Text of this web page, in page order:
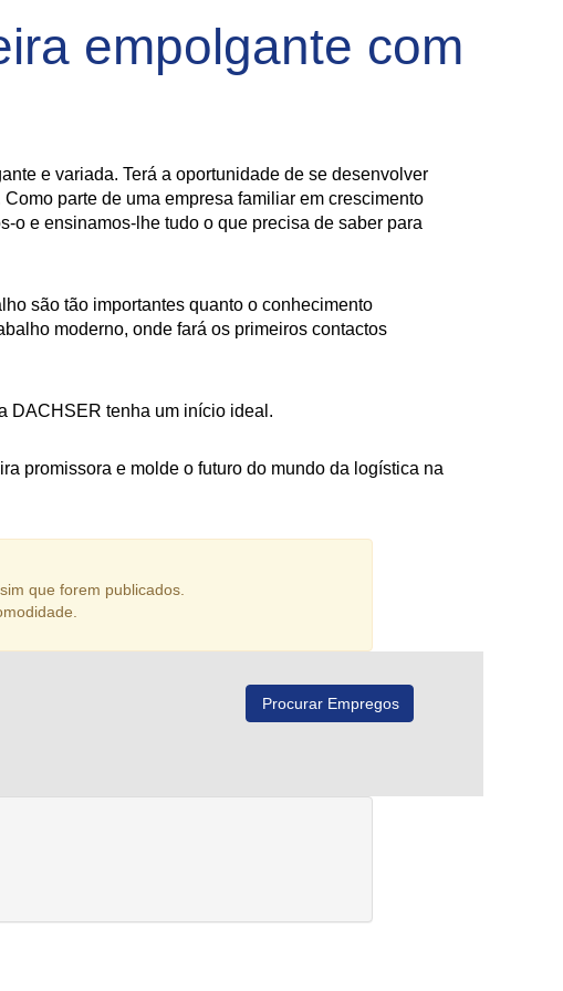
empolgante com
e variada. Terá a oportunidade de se desenvolver
parte de uma empresa familiar em crescimento
o e ensinamos-lhe tudo o que precisa de saber para
são tão importantes quanto o conhecimento
moderno, onde fará os primeiros contactos
DACHSER tenha um início ideal.
promissora e molde o futuro do mundo da logística na
que forem publicados.